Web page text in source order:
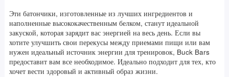
Эти батончики, изготовленные из лучших ингредиентов и
наполненные высококачественным белком, станут идеальной
закуской, которая зарядит вас энергией на весь день. Если вы
хотите улучшить свои перекусы между приемами пищи или вам
нужен идеальный источник энергии для тренировок, Buck Bars
предоставит вам все необходимое. Идеально подходит для тех, кто
хочет вести здоровый и активный образ жизни.